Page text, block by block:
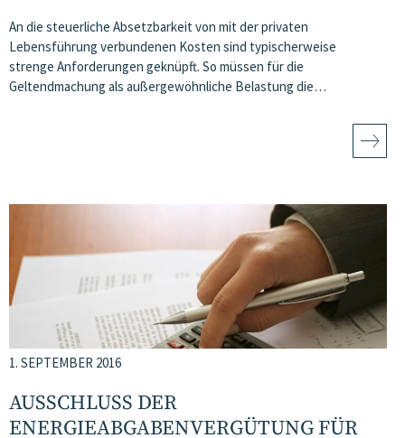
An die steuerliche Absetzbarkeit von mit der privaten
Lebensführung verbundenen Kosten sind typischerweise
strenge Anforderungen geknüpft. So müssen für die
Geltendmachung als außergewöhnliche Belastung die…
1. SEPTEMBER 2016
AUSSCHLUSS DER
ENERGIEABGABENVERGÜTUNG FÜR